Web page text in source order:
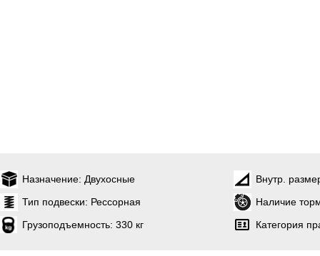
Назначение: Двухосные
Внутр.
Тип подвески: Рессорная
Наличие
Грузоподъемность: 330 кг Категория